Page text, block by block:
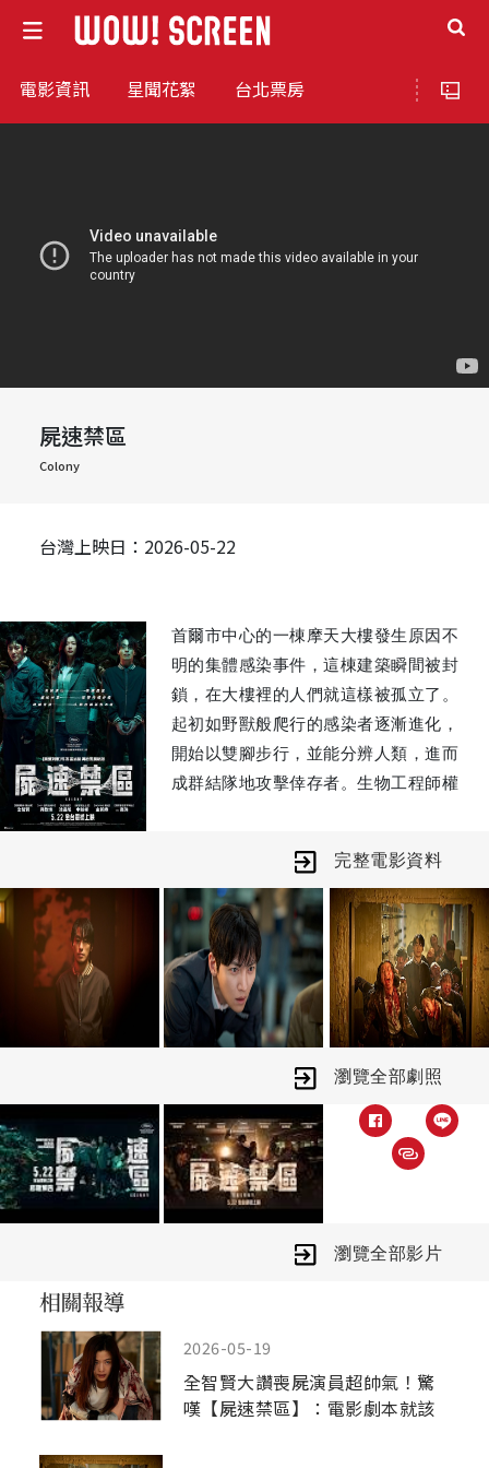
電影資訊 星聞花絮 台北票房
屍速禁區
Colony
台灣上映日：2026-05-22
首爾市中心的一棟摩天大樓發生原因不
明的集體感染事件，這棟建築瞬間被封
鎖，在大樓裡的人們就這樣被孤立了。
起初如野獸般爬行的感染者逐漸進化，
開始以雙腳步行，並能分辨人類，進而
成群結隊地攻擊倖存者。生物工程師權
教煥 飾），並前往救難隊所在的頂樓。
然而愈往上走，情況愈令人難以預測，
徐英哲竟利用感染者阻擋倖存者們的去
路……
完整電影資料
瀏覽全部劇照
瀏覽全部影片
2026-05-19
全智賢大讚喪屍演員超帥氣！驚
嘆【屍速禁區】：電影劇本就該